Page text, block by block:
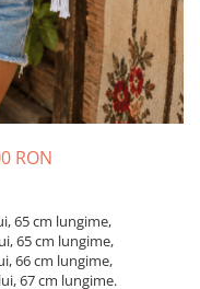
RON
65 cm lungime,
65 cm lungime,
66 cm lungime,
67 cm lungime.